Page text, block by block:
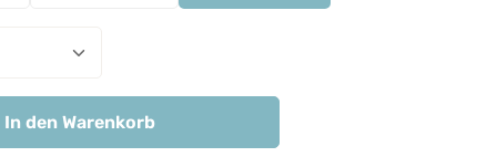
Gib den gewünschten Wert ein
In den Warenkorb